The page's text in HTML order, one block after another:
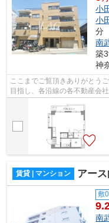
小
小
分
南
築
神
ここまでご覧頂きありがとう
目指し、各沿線の各不動産会
賃貸 | マンション アー
敷0
南